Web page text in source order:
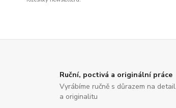
Ruční, poctivá a originální práce
Vyrábíme ručně s důrazem na detail
a originalitu